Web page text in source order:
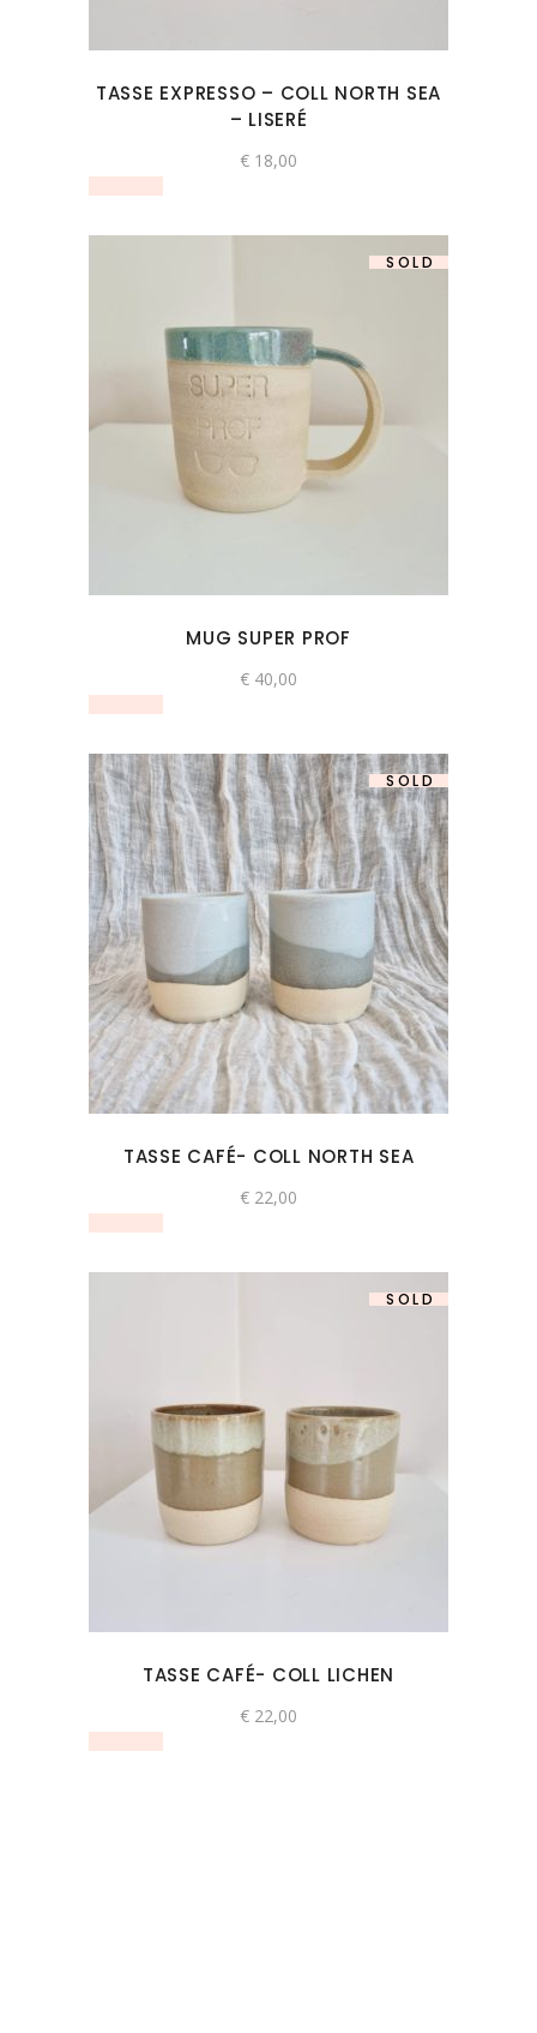
TASSE EXPRESSO – COLL NORTH SEA
– LISERÉ
€ 18,00
SOLD
MUG SUPER PROF
€ 40,00
SOLD
TASSE CAFÉ- COLL NORTH SEA
€ 22,00
SOLD
TASSE CAFÉ- COLL LICHEN
€ 22,00